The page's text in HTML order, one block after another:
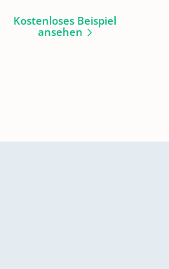
Kostenloses Beispiel
ansehen